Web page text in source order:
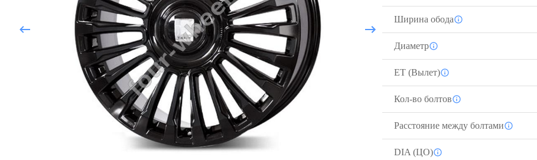
Ширина обода
Диаметр
ЕТ (Вылет)
Кол-во болтов
Расстояние между болтами
DIA (ЦО)